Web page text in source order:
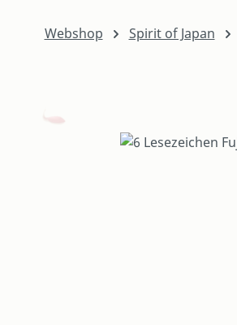
Webshop Spirit of Japan
Bildergalerie überspringen